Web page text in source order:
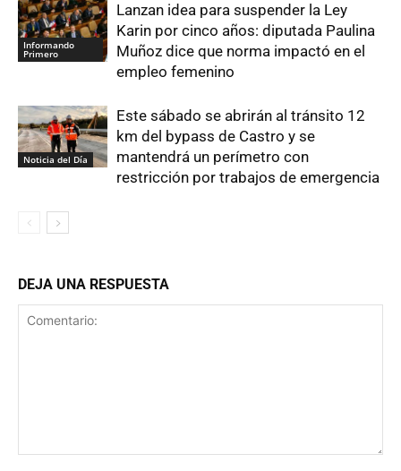
Informando
Primero
Lanzan idea para suspender la Ley
Karin por cinco años: diputada Paulina
Muñoz dice que norma impactó en el
empleo femenino
Noticia del Día
Este sábado se abrirán al tránsito 12
km del bypass de Castro y se
mantendrá un perímetro con
restricción por trabajos de emergencia
DEJA UNA RESPUESTA